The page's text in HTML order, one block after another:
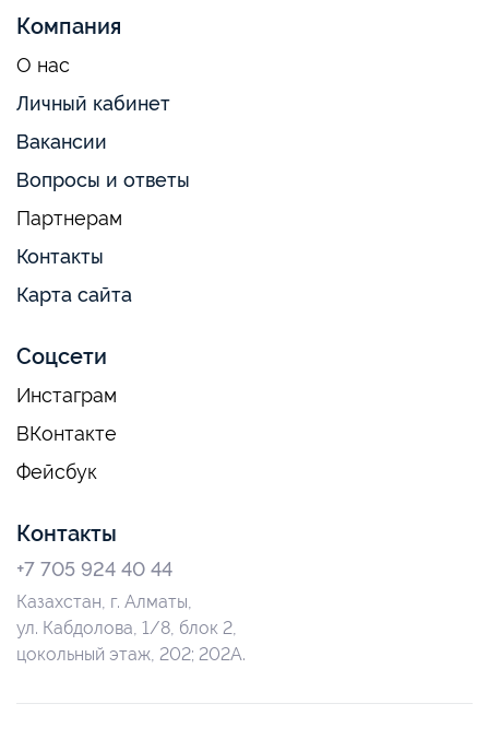
Компания
О нас
Личный кабинет
Вакансии
Вопросы и ответы
Партнерам
Контакты
Карта сайта
Соцсети
Инстаграм
ВКонтакте
Фейсбук
Контакты
+7 705 924 40 44
Казахстан, г. Алматы,
ул. Кабдолова, 1/8, блок 2,
цокольный этаж, 202; 202А.